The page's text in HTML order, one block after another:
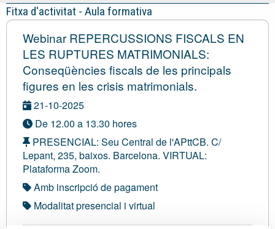
Fitxa d'activitat - Aula formativa
Webinar REPERCUSSIONS FISCALS EN
LES RUPTURES MATRIMONIALS:
Conseqüències fiscals de les principals
figures en les crisis matrimonials.
21-10-2025
De 12.00 a 13.30 hores
PRESENCIAL: Seu Central de l'APttCB. C/
Lepant, 235, baixos. Barcelona. VIRTUAL:
Plataforma Zoom.
Amb inscripció de pagament
Modalitat presencial i virtual